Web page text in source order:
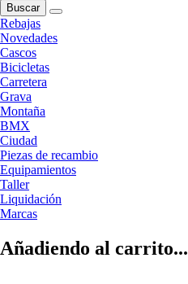
Buscar
Rebajas
Novedades
Cascos
Bicicletas
Carretera
Grava
Montaña
BMX
Ciudad
Piezas de recambio
Equipamientos
Taller
Liquidación
Marcas
Añadiendo al carrito...